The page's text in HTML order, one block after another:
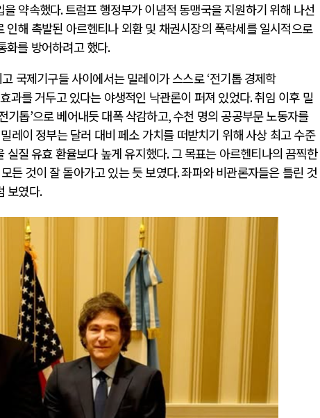
을 약속했다.트럼프 행정부가 이념적 동맹국을 지원하기 위해 나선
인해 촉발된 아르헨티나 외환 및 채권시장의 폭락세를 일시적으로
화를 방어하려고 했다.
국제기구들 사이에서는 밀레이가 스스로‘전기톱 경제학
과를 거두고 있다는 야생적인 낙관론이 퍼져 있었다.취임 이후 밀
기톱’으로 베어내듯 대폭 삭감하고,수천 명의 공공부문 노동자를
밀레이 정부는 달러 대비 페소 가치를 떠받치기 위해 사상 최고 수준
실질 유효 환율보다 높게 유지했다.그 목표는 아르헨티나의 끔찍한
든 것이 잘 돌아가고 있는 듯 보였다.좌파와 비관론자들은 틀린 것
보였다.
역..
..
..
란..
중동 위기
호르무즈 갈등 격화, 트럼프 정치·경제 ..
호르무즈 해협 통행료를 철회한 트럼프
트럼프, 이란 압박수단 한계 직면
하마스, 가자 통치권 이양으로 휴전 의지..